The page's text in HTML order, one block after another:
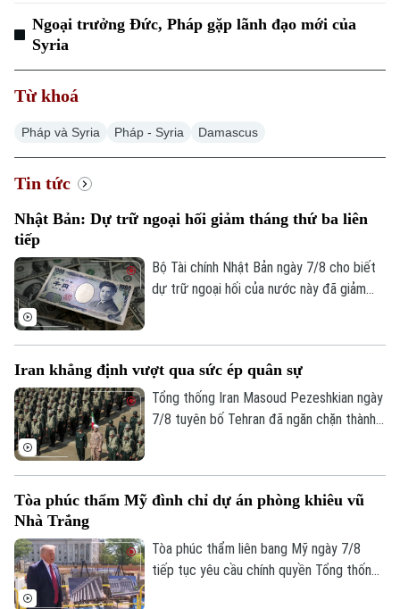
Ngoại trưởng Đức, Pháp gặp lãnh đạo mới của
Syria
Từ khoá
Pháp và Syria Pháp - Syria Damascus
Tin tức
Nhật Bản: Dự trữ ngoại hối giảm tháng thứ ba liên
tiếp
Bộ Tài chính Nhật Bản ngày 7/8 cho biết
dự trữ ngoại hối của nước này đã giảm
Iran khẳng định vượt qua sức ép quân sự
Tổng thống Iran Masoud Pezeshkian ngày
7/8 tuyên bố Tehran đã ngăn chặn thành
trong bối cảnh xung đột giữa Iran với Mỹ
Tòa phúc thẩm Mỹ đình chỉ dự án phòng khiêu vũ
Nhà Trắng
Tòa phúc thẩm liên bang Mỹ ngày 7/8
tiếp tục yêu cầu chính quyền Tổng thống